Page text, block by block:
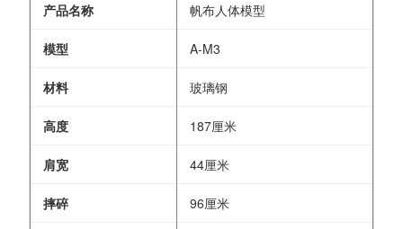
产品名称 帆布人体模型
模型 A-M3
材料 玻璃钢
高度 187厘米
肩宽 44厘米
摔碎 96厘米